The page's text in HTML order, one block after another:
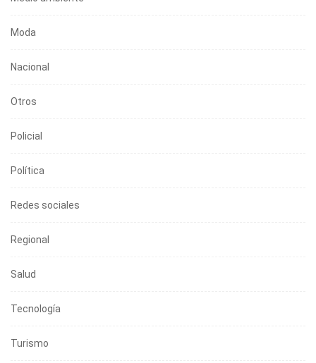
Moda
Nacional
Otros
Policial
Política
Redes sociales
Regional
Salud
Tecnología
Turismo